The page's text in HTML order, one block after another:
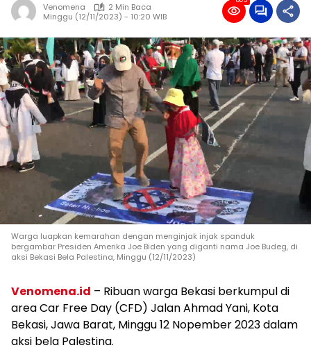
Venomena
2 Min Baca
Minggu (12/11/2023) - 10:20 WIB
Warga luapkan kemarahan dengan menginjak injak spanduk
bergambar Presiden Amerika Joe Biden yang diganti nama Joe Budeg, di
aksi Bekasi Bela Palestina, Minggu (12/11/2023)
Venomena.id – Ribuan warga Bekasi berkumpul di
area Car Free Day (CFD) Jalan Ahmad Yani, Kota
Bekasi, Jawa Barat, Minggu 12 Nopember 2023 dalam
aksi bela Palestina.